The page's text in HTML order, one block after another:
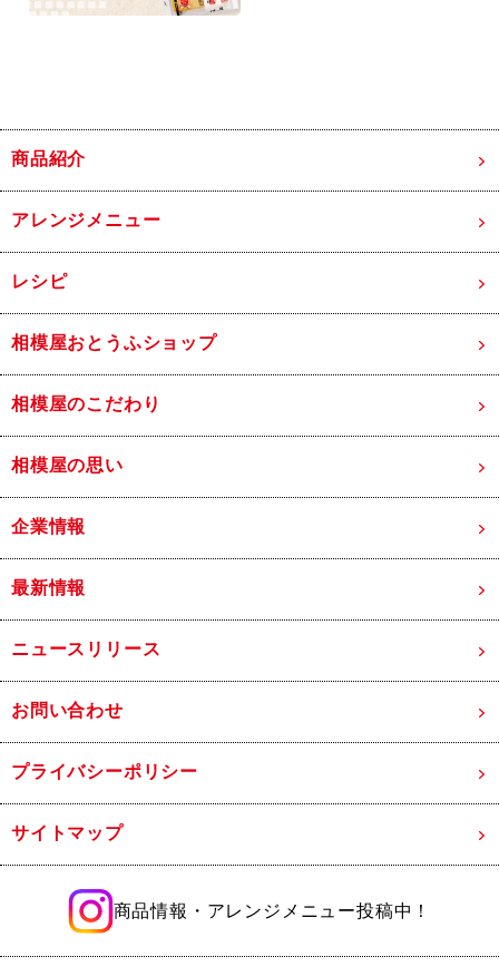
商品紹介
アレンジメニュー
レシピ
相模屋おとうふショップ
相模屋のこだわり
相模屋の思い
企業情報
最新情報
ニュースリリース
お問い合わせ
プライバシーポリシー
サイトマップ
商品情報・アレンジメニュー投稿中！